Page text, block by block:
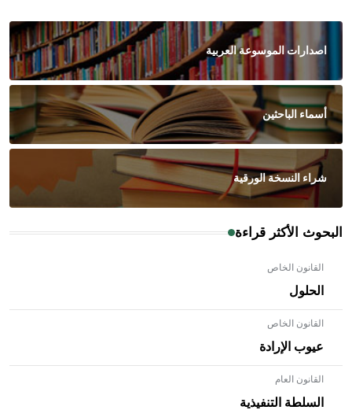
اصدارات الموسوعة العربية
أسماء الباحثين
شراء النسخة الورقية
البحوث الأكثر قراءة
القانون الخاص
الحلول
القانون الخاص
عيوب الإرادة
القانون العام
السلطة التنفيذية